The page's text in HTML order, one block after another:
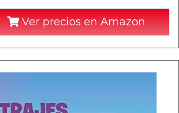
Ver precios en Amazon